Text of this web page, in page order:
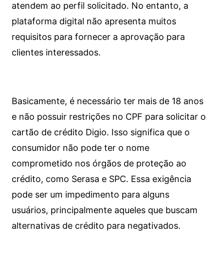
atendem ao perfil solicitado. No entanto, a
plataforma digital não apresenta muitos
requisitos para fornecer a aprovação para
clientes interessados.
Basicamente, é necessário ter mais de 18 anos
e não possuir restrições no CPF para solicitar o
cartão de crédito Digio. Isso significa que o
consumidor não pode ter o nome
comprometido nos órgãos de proteção ao
crédito, como Serasa e SPC. Essa exigência
pode ser um impedimento para alguns
usuários, principalmente aqueles que buscam
alternativas de crédito para negativados.